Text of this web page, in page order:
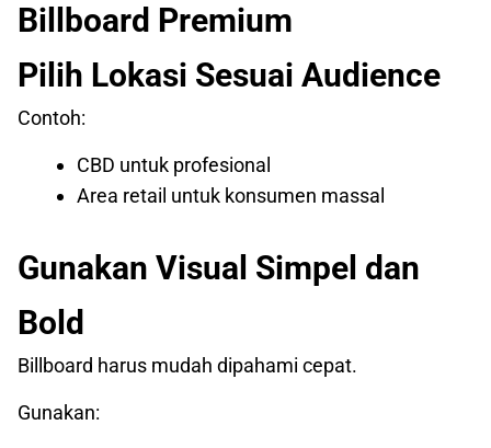
Billboard Premium
Pilih Lokasi Sesuai Audience
Contoh:
CBD untuk profesional
Area retail untuk konsumen massal
Gunakan Visual Simpel dan
Bold
Billboard harus mudah dipahami cepat.
Gunakan: